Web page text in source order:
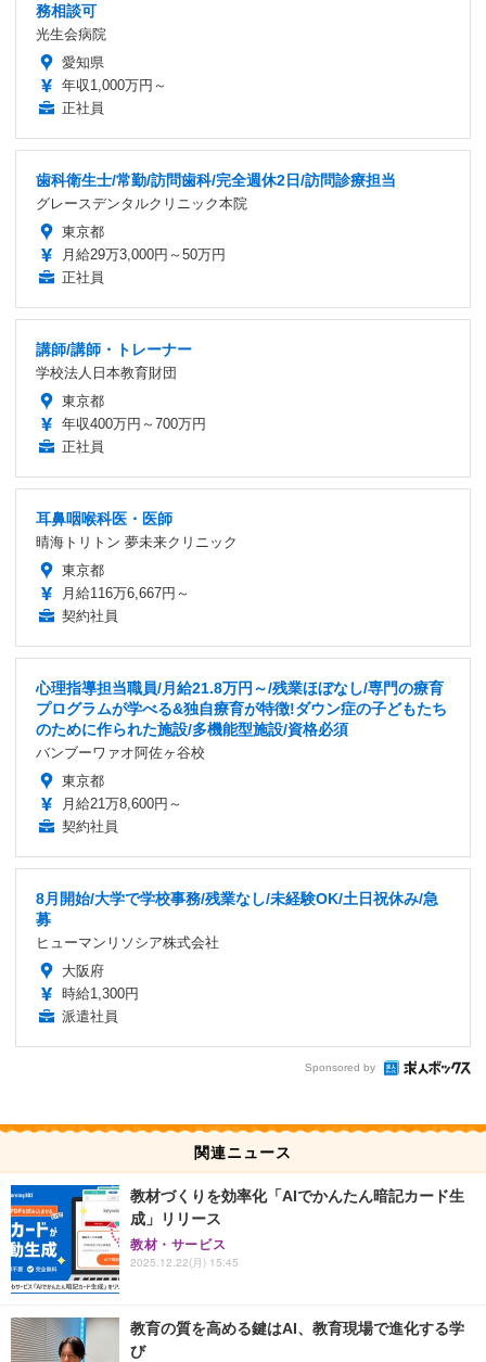
務相談可
光生会病院
愛知県
年収1,000万円～
正社員
歯科衛生士/常勤/訪問歯科/完全週休2日/訪問診療担当
グレースデンタルクリニック本院
東京都
月給29万3,000円～50万円
正社員
講師/講師・トレーナー
学校法人日本教育財団
東京都
年収400万円～700万円
正社員
耳鼻咽喉科医・医師
晴海トリトン 夢未来クリニック
東京都
月給116万6,667円～
契約社員
心理指導担当職員/月給21.8万円～/残業ほぼなし/専門の療育
プログラムが学べる&独自療育が特徴!ダウン症の子どもたち
のために作られた施設/多機能型施設/資格必須
バンブーワァオ阿佐ヶ谷校
東京都
月給21万8,600円～
契約社員
8月開始/大学で学校事務/残業なし/未経験OK/土日祝休み/急
募
ヒューマンリソシア株式会社
大阪府
時給1,300円
派遣社員
Sponsored by
関連ニュース
教材づくりを効率化「AIでかんたん暗記カード生
成」リリース
教材・サービス
2025.12.22(月) 15:45
教育の質を高める鍵はAI、教育現場で進化する学
び